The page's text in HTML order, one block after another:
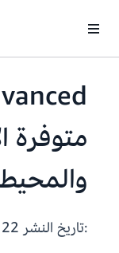
متوفرة
:تاريخ النشر